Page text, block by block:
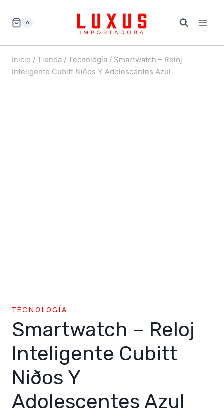
0
Inicio / Tienda / Tecnología / Smartwatch – Reloj
Inteligente Cubitt Niðos Y Adolescentes Azul
TECNOLOGÍA
Smartwatch – Reloj
Inteligente Cubitt
Niðos Y
Adolescentes Azul